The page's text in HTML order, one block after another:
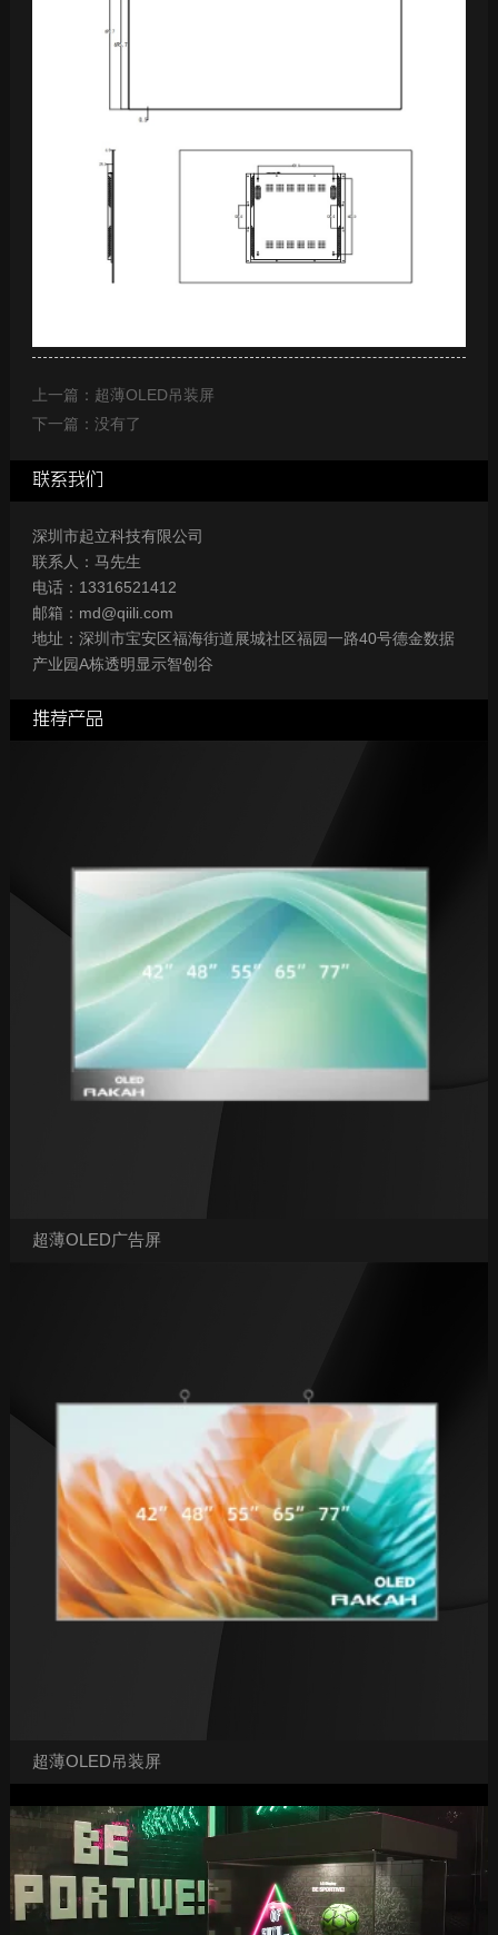
上一篇：超薄OLED吊装屏
下一篇：没有了
联系我们
深圳市起立科技有限公司
联系人：马先生
电话：13316521412
邮箱：md@qiili.com
地址：深圳市宝安区福海街道展城社区福园一路40号德金数据
产业园A栋透明显示智创谷
推荐产品
超薄OLED广告屏
超薄OLED吊装屏